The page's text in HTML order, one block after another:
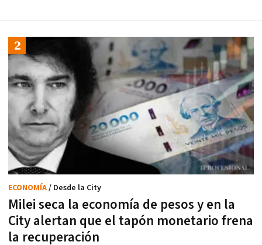
Milei seca la economía de pesos y en la
City alertan que el tapón monetario frena
la recuperación
ECONOMÍA/ Desde la City